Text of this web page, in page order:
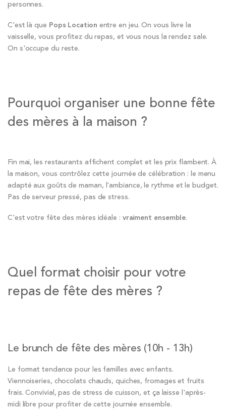
personnes.
C'est là que Pops Location entre en jeu. On vous livre la
vaisselle, vous profitez du repas, et vous nous la rendez sale.
On s'occupe du reste.
Pourquoi organiser une bonne fête
des mères à la maison ?
Fin mai, les restaurants affichent complet et les prix flambent. À
la maison, vous contrôlez cette journée de célébration : le menu
adapté aux goûts de maman, l'ambiance, le rythme et le budget.
Pas de serveur pressé, pas de stress.
C'est votre fête des mères idéale : vraiment ensemble.
Quel format choisir pour votre
repas de fête des mères ?
Le brunch de fête des mères (10h - 13h)
Le format tendance pour les familles avec enfants.
Viennoiseries, chocolats chauds, quiches, fromages et fruits
frais. Convivial, pas de stress de cuisson, et ça laisse l'après-
midi libre pour profiter de cette journée ensemble.